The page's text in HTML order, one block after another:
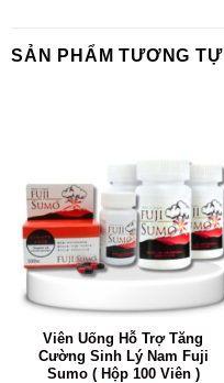
SẢN PHẨM TƯƠNG TỰ
Viên Uống Hỗ Trợ Tăng
Cường Sinh Lý Nam Fuji
Sumo ( Hộp 100 Viên )